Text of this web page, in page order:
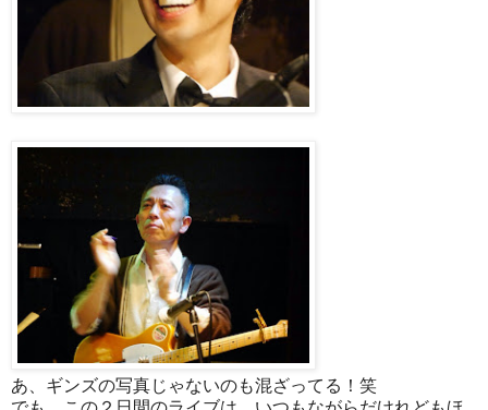
あ、ギンズの写真じゃないのも混ざってる！笑